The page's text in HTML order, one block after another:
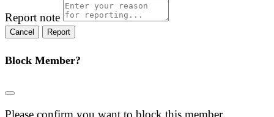
Report note
Report
Block Member?
Please confirm you want to block this member.